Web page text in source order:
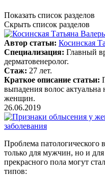
Показать список разделов
Скрыть список разделов
Автор статьи: Косинская
Специализация: Главный
дерматовенеролог.
Стаж: 27 лет.
Краткое описание статьи:
выпадения волос
женщин.
26.06.2019
Проблема патологического
только для мужчин, но и
прекрасного пола могут
типов: